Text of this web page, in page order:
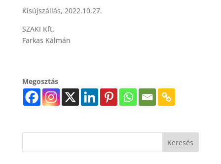
Kisújszállás, 2022.10.27.
SZAKI Kft.
Farkas Kálmán
Megosztás